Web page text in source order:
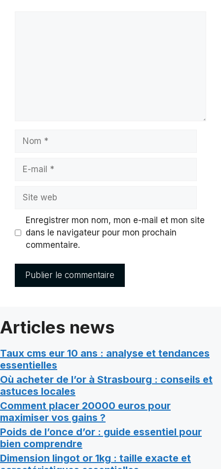
mail
web
Enregistrer mon nom, mon e-mail et mon site
dans le navigateur pour mon prochain
commentaire.
Articles news
Taux cms eur 10 ans : analyse et tendances
essentielles
Où acheter de l’or à Strasbourg : conseils et
astuces locales
Comment placer 20000 euros pour
maximiser vos gains ?
Poids de l’once d’or : guide essentiel pour
bien comprendre
Dimension lingot or 1kg : taille exacte et